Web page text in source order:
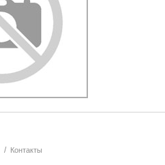
/ Контакты